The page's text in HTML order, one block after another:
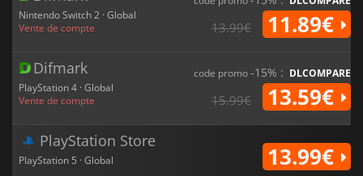
Nintendo Switch 2 · Global
Vente de compte
13.99€ 11.89€
Difmark
PlayStation 4 · Global
Vente de compte
code promo-15% : DLCOMPARE
15.99€ 13.59€
PlayStation Store
PlayStation 5 · Global 13.99€